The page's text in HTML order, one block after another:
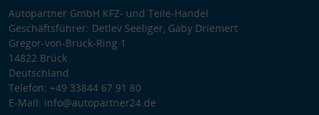
Autopartner GmbH KFZ- und Teile-Handel
Geschäftsführer: Detlev Seeliger, Gaby Driemert
Gregor-von-Brück-Ring 1
14822 Brück
Deutschland
Telefon: +49 33844 67 91 80
E-Mail: info@autopartner24.de